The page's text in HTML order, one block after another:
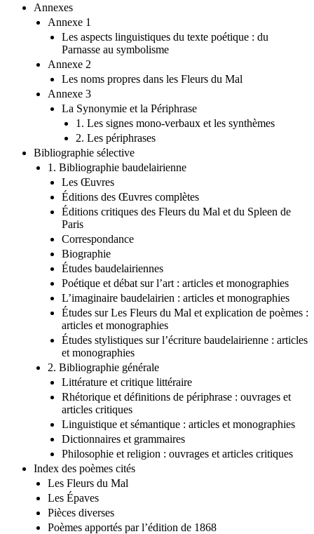
Annexes
Annexe 1
Les aspects linguistiques du texte poétique : du
Parnasse au symbolisme
Annexe 2
Les noms propres dans les Fleurs du Mal
Annexe 3
La Synonymie et la Périphrase
1. Les signes mono-verbaux et les synthèmes
2. Les périphrases
Bibliographie sélective
1. Bibliographie baudelairienne
Les Œuvres
Éditions des Œuvres complètes
Éditions critiques des Fleurs du Mal et du Spleen de
Paris
Correspondance
Biographie
Études baudelairiennes
Poétique et débat sur l’art : articles et monographies
L’imaginaire baudelairien : articles et monographies
Études sur Les Fleurs du Mal et explication de poèmes :
articles et monographies
Études stylistiques sur l’écriture baudelairienne : articles
et monographies
2. Bibliographie générale
Littérature et critique littéraire
Rhétorique et définitions de périphrase : ouvrages et
articles critiques
Linguistique et sémantique : articles et monographies
Dictionnaires et grammaires
Philosophie et religion : ouvrages et articles critiques
Index des poèmes cités
Les Fleurs du Mal
Les Épaves
Pièces diverses
Poèmes apportés par l’édition de 1868